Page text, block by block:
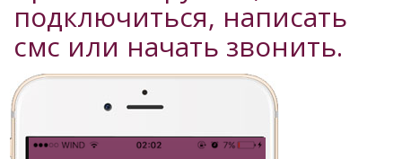
подключиться, написать
смс или начать звонить.